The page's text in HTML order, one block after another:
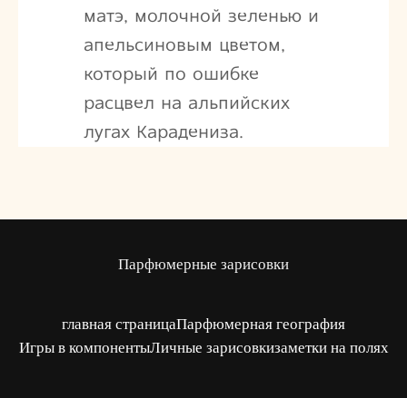
матэ, молочной зеленью и
апельсиновым цветом,
который по ошибке
расцвел на альпийских
лугах Карадениза.
Парфюмерные зарисовки
главная страницаПарфюмерная география
Игры в компонентыЛичные зарисовкизаметки на полях